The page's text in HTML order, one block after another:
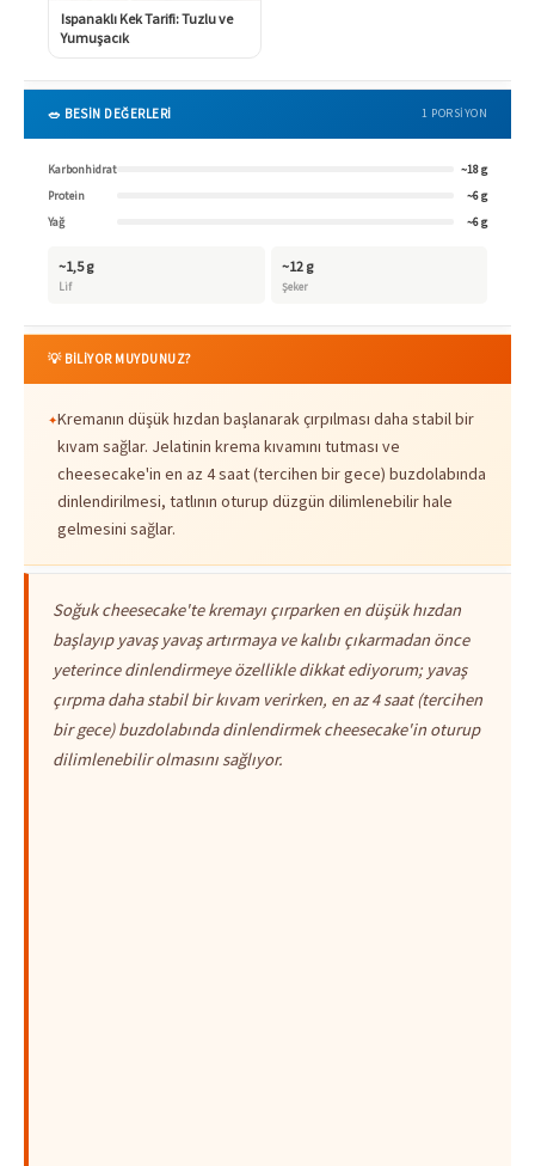
Ispanaklı Kek Tarifi: Tuzlu ve
Yumuşacık
🥗 BESİN DEĞERLERİ 1 PORSIYON
Karbonhidrat
~18 g
Protein
~6 g
Yağ
~6 g
~1,5 g
Lif
~12 g
Şeker
💡 BİLİYOR MUYDUNUZ?
Kremanın düşük hızdan başlanarak çırpılması daha stabil bir
kıvam sağlar. Jelatinin krema kıvamını tutması ve
cheesecake'in en az 4 saat (tercihen bir gece) buzdolabında
dinlendirilmesi, tatlının oturup düzgün dilimlenebilir hale
gelmesini sağlar.
Soğuk cheesecake'te kremayı çırparken en düşük hızdan
başlayıp yavaş yavaş artırmaya ve kalıbı çıkarmadan önce
yeterince dinlendirmeye özellikle dikkat ediyorum; yavaş
çırpma daha stabil bir kıvam verirken, en az 4 saat (tercihen
bir gece) buzdolabında dinlendirmek cheesecake'in oturup
dilimlenebilir olmasını sağlıyor.